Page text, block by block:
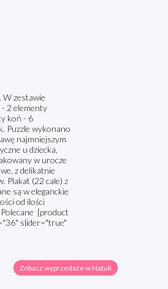
W zestawie
- 2 elementy
koń - 6
Puzzle wykonano
najmniejszym
u dziecka,
w urocze
z delikatnie
Plakat (22 cale) z
są w eleganckie
od ilości
[product
slider="true"
Zobacz wyprzedaże w Natuli